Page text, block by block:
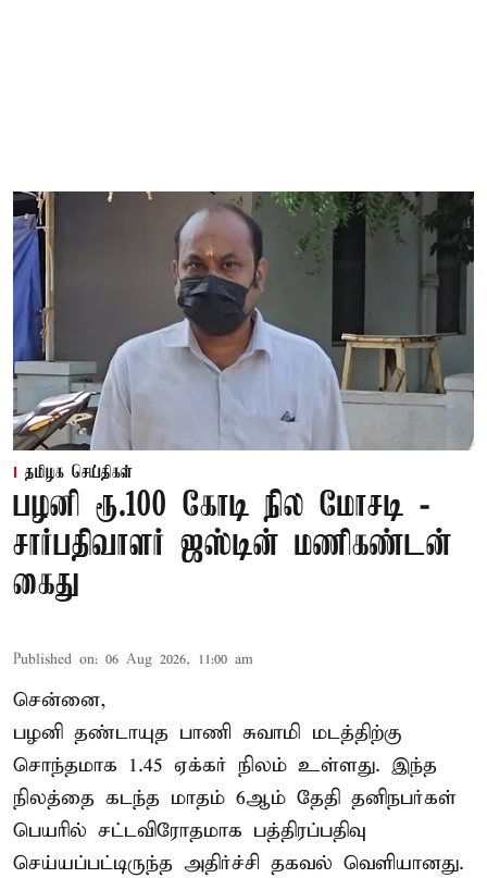
தமிழக செய்திகள்
பழனி ரூ.100 கோடி நில மோசடி -
சார்பதிவாளர் ஜஸ்டின் மணிகண்டன்
கைது
Published on: 06 Aug 2026, 11:00 am
சென்னை,
பழனி தண்டாயுத பாணி சுவாமி மடத்திற்கு
சொந்தமாக 1.45 ஏக்கர் நிலம் உள்ளது. இந்த
நிலத்தை கடந்த மாதம் 6ஆம் தேதி தனிநபர்கள்
பெயரில் சட்டவிரோதமாக பத்திரப்பதிவு
செய்யப்பட்டிருந்த அதிர்ச்சி தகவல் வெளியானது.